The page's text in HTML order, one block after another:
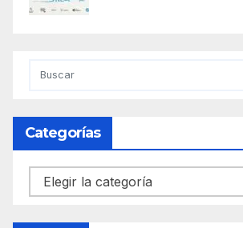
Categorías
Categorías